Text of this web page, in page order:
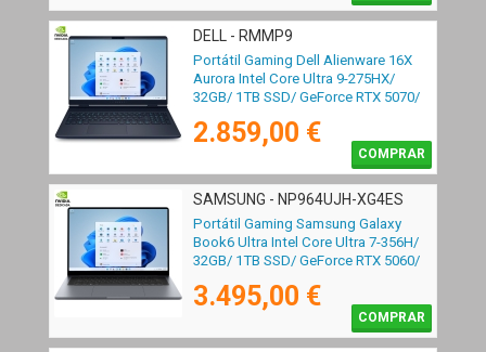
DELL - RMMP9
Portátil Gaming Dell Alienware 16X
Aurora Intel Core Ultra 9-275HX/
32GB/ 1TB SSD/ GeForce RTX 5070/
2.859,00 €
COMPRAR
SAMSUNG - NP964UJH-XG4ES
Portátil Gaming Samsung Galaxy
Book6 Ultra Intel Core Ultra 7-356H/
32GB/ 1TB SSD/ GeForce RTX 5060/
3.495,00 €
COMPRAR